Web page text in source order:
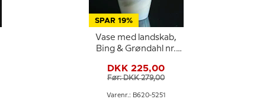
SPAR 19%
Vase med landskab,
Bing & Grøndahl nr.
DKK 225,00
Før: DKK 279,00
Varenr.: B620-5251